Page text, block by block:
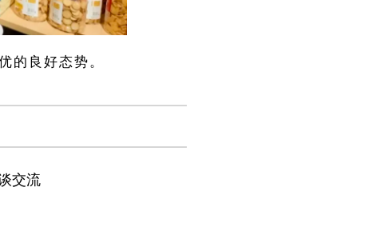
的良好态势。
交流